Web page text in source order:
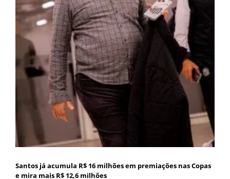
Santos já acumula R$ 16 milhões em premiações nas Copas
e mira mais R$ 12,6 milhões